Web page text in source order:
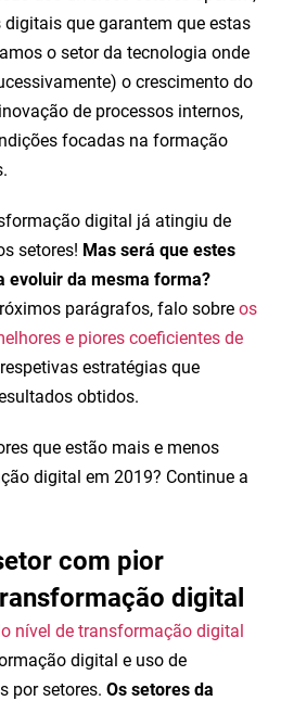
que garantem que estas
o setor da tecnologia onde
o crescimento do
de processos internos,
focadas na formação
digital já atingiu de
setores! Mas será que estes
evoluir da mesma forma?
parágrafos, falo sobre os
e piores coeficientes de
estratégias que
obtidos.
que estão mais e menos
digital em 2019? Continue a
com pior
digital
nível de transformação digital
digital e uso de
por setores. Os setores da